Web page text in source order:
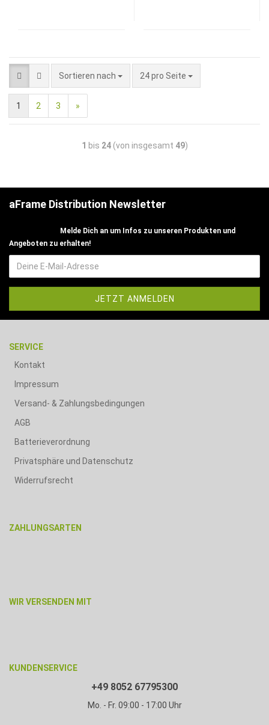
Sortieren nach 24 pro Seite
1 2 3 »
1 bis 24(von insgesamt 49)
aFrame Distribution Newsletter
Melde Dich an um Infos zu unseren Produkten und
Angeboten zu erhalten!
SERVICE
Kontakt
Impressum
Versand- & Zahlungsbedingungen
AGB
Batterieverordnung
Privatsphäre und Datenschutz
Widerrufsrecht
ZAHLUNGSARTEN
WIR VERSENDEN MIT
KUNDENSERVICE
+49 8052 67795300
Mo. - Fr. 09:00 - 17:00 Uhr